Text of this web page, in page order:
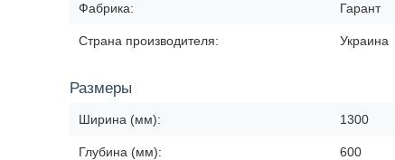
Фабрика: Гарант
Страна производителя: Украина
Размеры
Ширина (мм): 1300
Глубина (мм): 600